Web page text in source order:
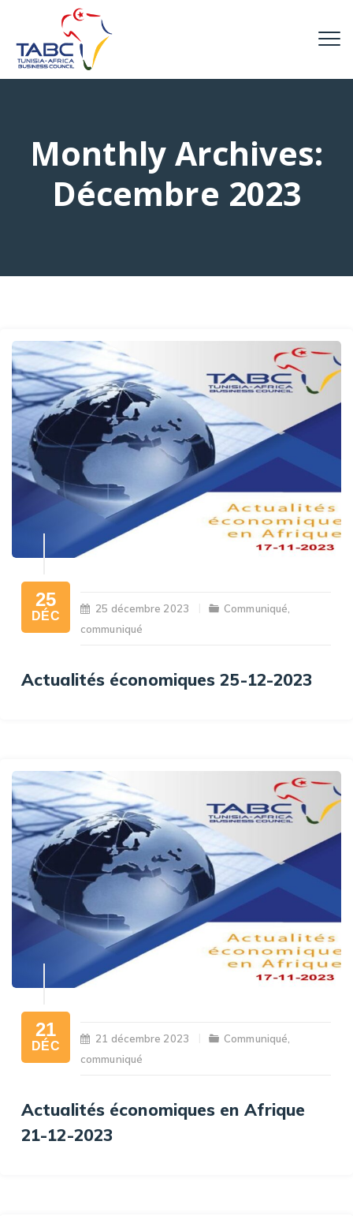
Monthly Archives:
Décembre 2023
25
DÉC
25 décembre 2023 Communiqué
communiqué
Actualités économiques 25-12-2023
21
DÉC
21 décembre 2023 Communiqué
communiqué
Actualités économiques en Afrique
21-12-2023